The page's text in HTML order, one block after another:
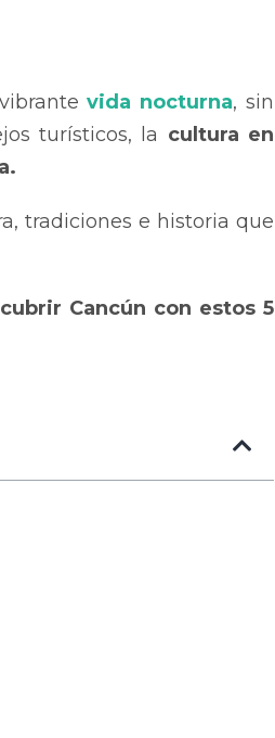
vida nocturna, sin
turísticos, la cultura en
tradiciones e historia que
Cancún con estos 5